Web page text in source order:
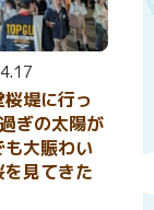
堤に行っ
ぎの太陽が
大賑わい
見てきた